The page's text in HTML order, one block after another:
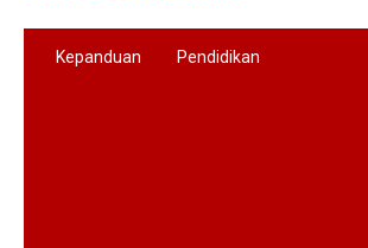
Ekstrakurikuler
Kepanduan Pendidikan